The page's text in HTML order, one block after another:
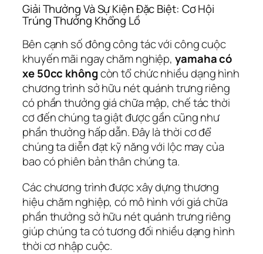
Giải Thưởng Và Sự Kiện Đặc Biệt: Cơ Hội
Trúng Thưởng Khổng Lồ
Bên cạnh số đông công tác với công cuộc
khuyến mãi ngay chăm nghiệp,yamaha có
xe 50cc khôngcòn tổ chức nhiều dạng hình
chương trình sở hữu nét quánh trưng riêng
có phần thưởng giá chữa mập, chế tác thời
cơ đến chúng ta giật được gần cũng như
phần thưởng hấp dẫn. Đây là thời cơ để
chúng ta diễn đạt kỹ năng với lộc may của
bao có phiên bản thân chúng ta.
Các chương trình được xây dựng thương
hiệu chăm nghiệp, có mô hình với giá chữa
phần thưởng sở hữu nét quánh trưng riêng
giúp chúng ta có tương đối nhiều dạng hình
thời cơ nhập cuộc.